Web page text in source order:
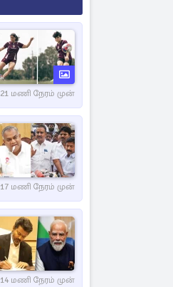
21 மணி நேரம் முன்
17 மணி நேரம் முன்
14 மணி நேரம் முன்